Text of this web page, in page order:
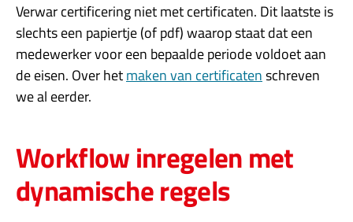
Verwar certificering niet met certificaten. Dit laatste is
slechts een papiertje (of pdf) waarop staat dat een
medewerker voor een bepaalde periode voldoet aan
de eisen. Over hetmaken van certificatenschreven
we al eerder.
Workflow inregelen met
dynamische regels